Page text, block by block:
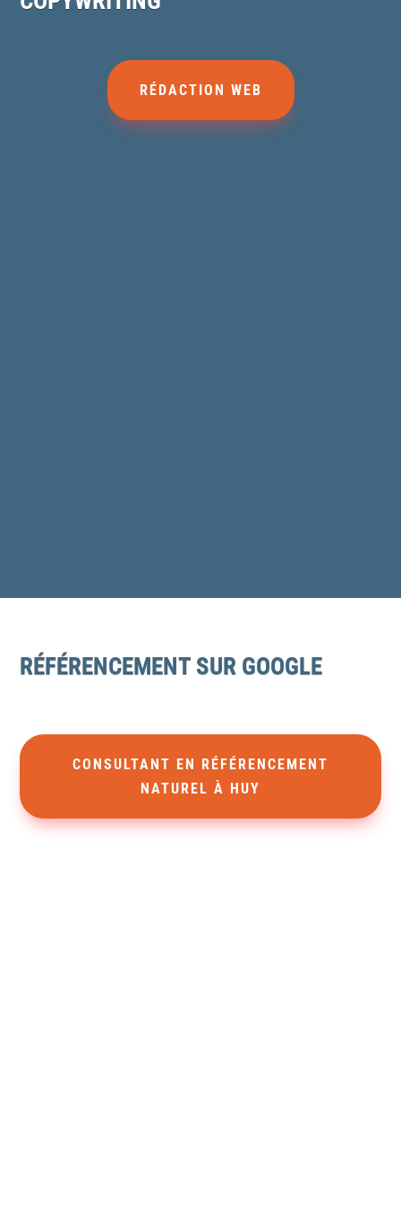
RÉDACTION WEB
RÉFÉRENCEMENT SUR GOOGLE
CONSULTANT EN RÉFÉRENCEMENT
NATUREL À HUY